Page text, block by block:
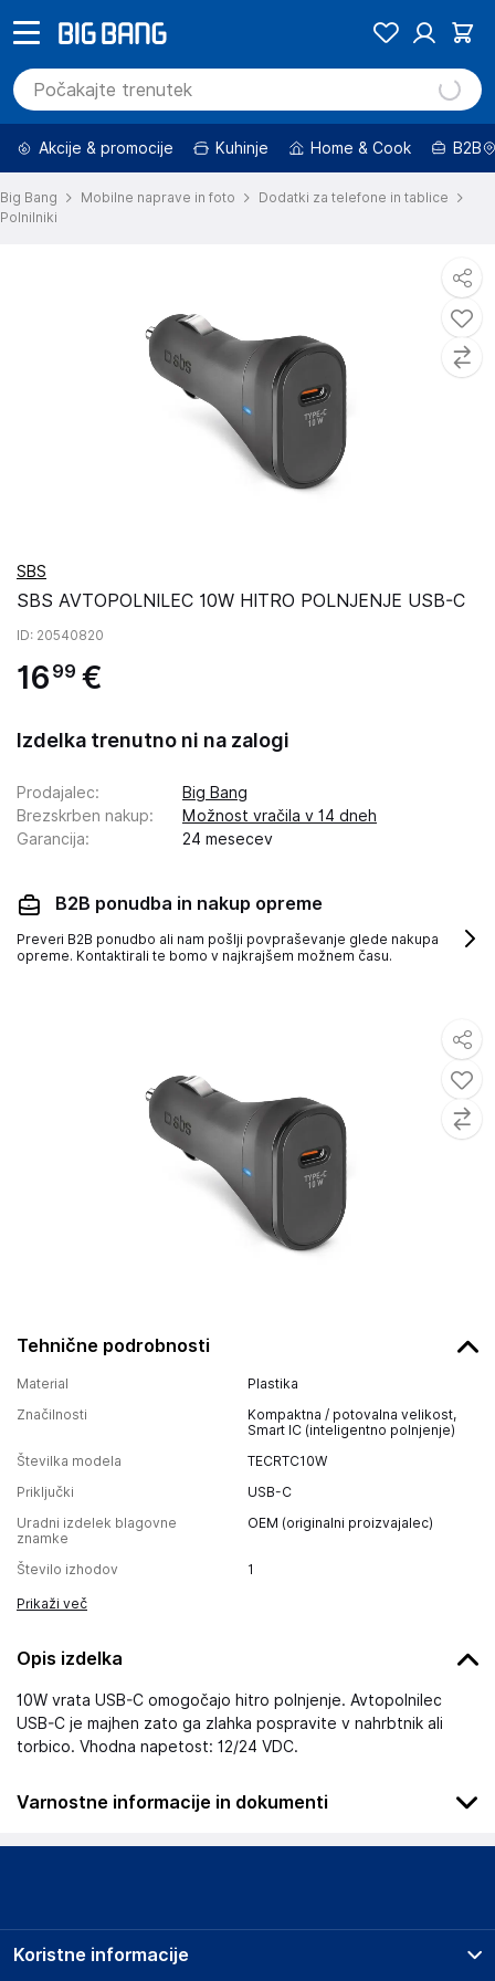
Akcije & promocije Kuhinje Home & Cook B2B
Big Bang Mobilne naprave in foto
Dodatki za telefone in tablice
Polnilniki
Tehnične podrobnosti
Material
Plastika
Značilnosti
Kompaktna / potovalna velikost,
Smart IC (inteligentno polnjenje)
Številka modela
TECRTC10W
Priključki
USB-C
Uradni izdelek blagovne
znamke
OEM (originalni proizvajalec)
Število izhodov 1
Prikaži več
Opis izdelka
10W vrata USB-C omogočajo hitro polnjenje. Avtopolnilec
USB-C je majhen zato ga zlahka pospravite v nahrbtnik ali
torbico. Vhodna napetost: 12/24 VDC.
Varnostne informacije in dokumenti
Podatki o proizvajalcu
SBS s.p.a
SBS
SBS AVTOPOLNILEC 10W HITRO POLNJENJE USB-C
ID: 20540820
16 99 €
Izdelka trenutno ni na zalogi
Prodajalec:
Big Bang
Brezskrben nakup:
Možnost vračila v 14 dneh
Garancija: 24 mesecev
B2B ponudba in nakup opreme
Preveri B2B ponudbo ali nam pošlji povpraševanje glede nakupa
opreme. Kontaktirali te bomo v najkrajšem možnem času.
Koristne informacije